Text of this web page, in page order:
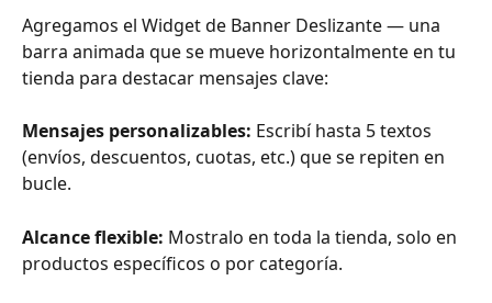
Agregamos el Widget de Banner Deslizante — una
barra animada que se mueve horizontalmente en tu
tienda para destacar mensajes clave:
Mensajes personalizables: Escribí hasta 5 textos
(envíos, descuentos, cuotas, etc.) que se repiten en
bucle.
Alcance flexible: Mostralo en toda la tienda, solo en
productos específicos o por categoría.